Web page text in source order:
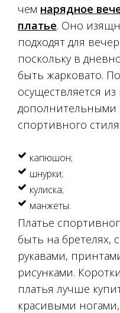
чем нарядное
платье. Оно
подходят для
поскольку в
быть жарковато.
осуществляется
дополнительными
спортивного стиля:
капюшон;
шнурки;
кулиска;
манжеты.
Платье
быть на бретелях,
рукавами,
рисунками.
платья лучше
красивыми